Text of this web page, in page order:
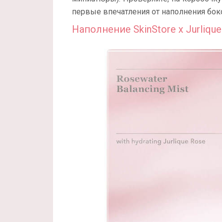
первые впечатления от наполнения
Наполнение SkinStore x